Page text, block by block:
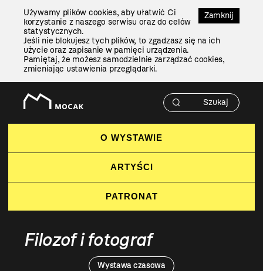
Zamknij
Używamy plików cookies, aby ułatwić Ci
korzystanie z naszego serwisu oraz do celów
statystycznych.
Jeśli nie blokujesz tych plików, to zgadzasz się na ich
użycie oraz zapisanie w pamięci urządzenia.
Pamiętaj, że możesz samodzielnie zarządzać cookies,
zmieniając ustawienia przeglądarki.
O WYSTAWIE
ARTYŚCI
PATRONAT
Wystawa czasowa
Filozof i fotograf